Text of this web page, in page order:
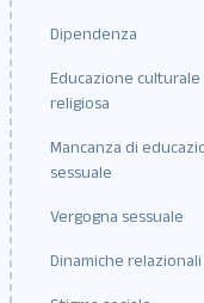
Dipendenza
Educazione culturale
religiosa
Mancanza di
sessuale
Vergogna sessuale
Dinamiche relazionali